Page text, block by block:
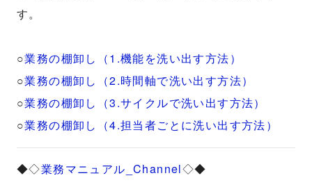
す。
○業務の棚卸し（1.機能を洗い出す方法）
○業務の棚卸し（2.時間軸で洗い出す方法）
○業務の棚卸し（3.サイクルで洗い出す方法）
○業務の棚卸し（4.担当者ごとに洗い出す方法）
◆◇業務マニュアル_Channel◇◆